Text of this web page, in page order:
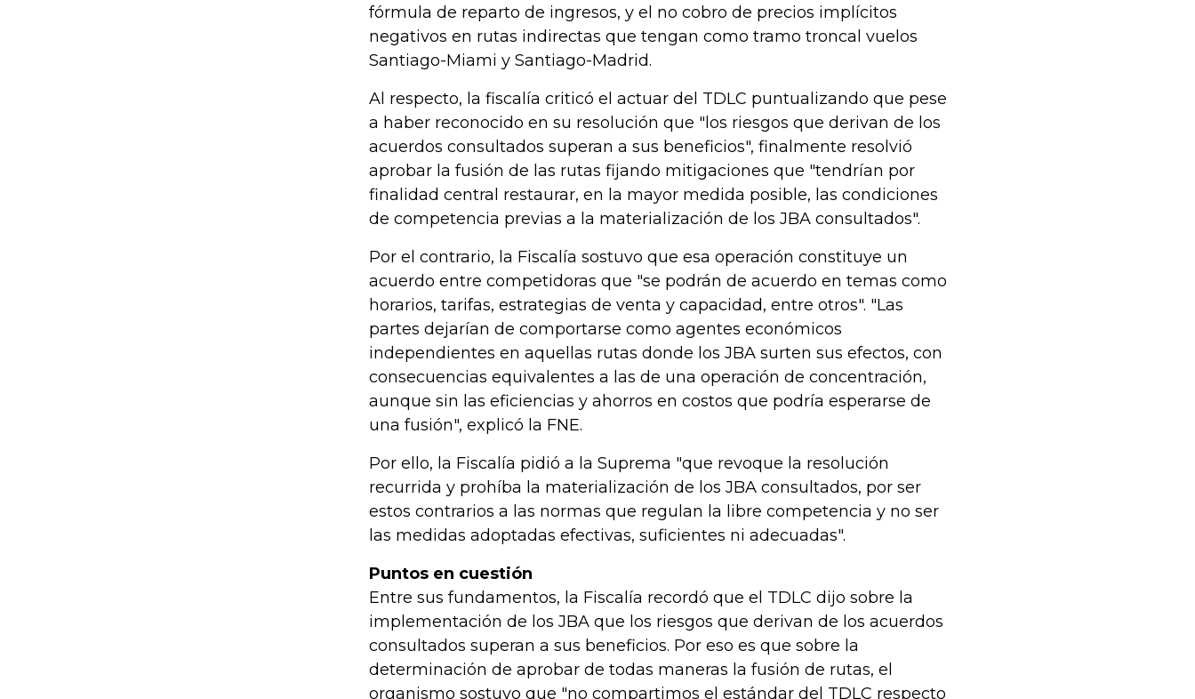
fórmula de reparto de ingresos, y el no cobro de precios implícitos
negativos en rutas indirectas que tengan como tramo troncal vuelos
Santiago-Miami y Santiago-Madrid.
Al respecto, la fiscalía criticó el actuar del TDLC puntualizando que pese
a haber reconocido en su resolución que "los riesgos que derivan de los
acuerdos consultados superan a sus beneficios", finalmente resolvió
aprobar la fusión de las rutas fijando mitigaciones que "tendrían por
finalidad central restaurar, en la mayor medida posible, las condiciones
de competencia previas a la materialización de los JBA consultados".
Por el contrario, la Fiscalía sostuvo que esa operación constituye un
acuerdo entre competidoras que "se podrán de acuerdo en temas como
horarios, tarifas, estrategias de venta y capacidad, entre otros". "Las
partes dejarían de comportarse como agentes económicos
independientes en aquellas rutas donde los JBA surten sus efectos, con
consecuencias equivalentes a las de una operación de concentración,
aunque sin las eficiencias y ahorros en costos que podría esperarse de
una fusión", explicó la FNE.
Por ello, la Fiscalía pidió a la Suprema "que revoque la resolución
recurrida y prohíba la materialización de los JBA consultados, por ser
estos contrarios a las normas que regulan la libre competencia y no ser
las medidas adoptadas efectivas, suficientes ni adecuadas".
Puntos en cuestión
Entre sus fundamentos, la Fiscalía recordó que el TDLC dijo sobre la
implementación de los JBA que los riesgos que derivan de los acuerdos
consultados superan a sus beneficios. Por eso es que sobre la
determinación de aprobar de todas maneras la fusión de rutas, el
organismo sostuvo que "no compartimos el estándar del TDLC respecto